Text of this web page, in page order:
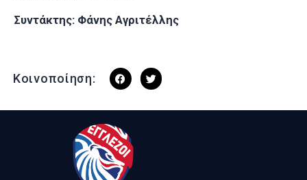
Συντάκτης: Φάνης Αγριτέλλης
Κοινοποίηση: